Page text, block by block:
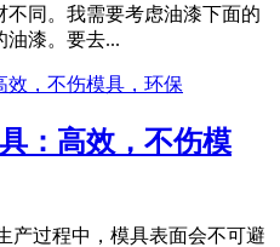
不同。我需要考虑油漆下面的
油漆。要去...
：高效，不伤模
产过程中，模具表面会不可避